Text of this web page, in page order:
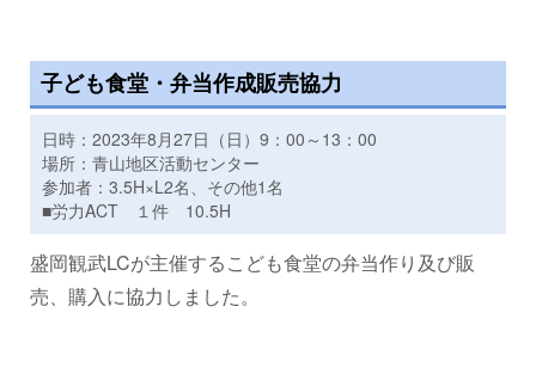
子ども食堂・弁当作成販売協力
日時：2023年8月27日（日）9：00～13：00
場所：青山地区活動センター
参加者：3.5H×L2名、その他1名
■労力ACT １件 10.5H
盛岡観武LCが主催するこども食堂の弁当作り及び販
売、購入に協力しました。